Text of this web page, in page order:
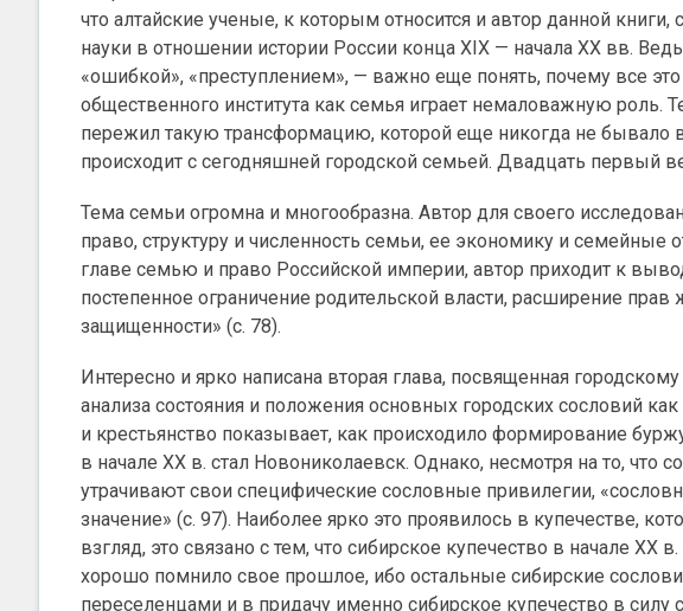
что алтайские ученые, к которым относится и автор данной
науки в отношении истории России конца XIX — начала XX вв.
«ошибкой», «преступлением», — важно еще понять, почему все
общественного института как семья играет немаловажную роль.
пережил такую трансформацию, которой еще никогда не бывало
происходит с сегодняшней городской семьей. Двадцать первый
Тема семьи огромна и многообразна. Автор для своего
право, структуру и численность семьи, ее экономику и семейные
главе семью и право Российской империи, автор приходит к
постепенное ограничение родительской власти, расширение
защищенности» (с. 78).
Интересно и ярко написана вторая глава, посвященная
анализа состояния и положения основных городских сословий
и крестьянство показывает, как происходило формирование
в начале XX в. стал Новониколаевск. Однако, несмотря на то,
утрачивают свои специфические сословные привилегии,
значение» (с. 97). Наиболее ярко это проявилось в купечестве,
взгляд, это связано с тем, что сибирское купечество в начале
хорошо помнило свое прошлое, ибо остальные сибирские
переселенцами и в придачу именно сибирское купечество в силу